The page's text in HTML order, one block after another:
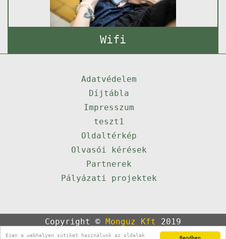
Rendben
Ezen a webhelyen sütiket használunk az oldalak
Wifi
Adatvédelem
Díjtábla
Impresszum
teszt1
Oldaltérkép
Olvasói kérések
Partnerek
Pályázati projektek
Copyright © Monguz Kft
2019
Powered byQulto